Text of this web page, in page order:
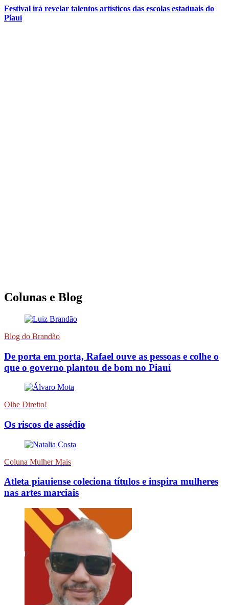
Festival irá revelar talentos artísticos das escolas estaduais do
Piauí
Colunas e Blog
Blog do Brandão
De porta em porta, Rafael ouve as pessoas e colhe o
que o governo plantou de bom no Piauí
Olhe Direito!
Os riscos de assédio
Coluna Mulher Mais
Atleta piauiense coleciona títulos e inspira mulheres
nas artes marciais